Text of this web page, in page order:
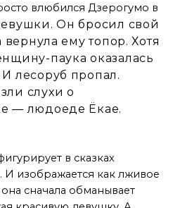
влюбился Дзерогумо в
Он бросил свой
ему топор. Хотя
паука оказалась
лесоруб пропал.
слухи о
— людоеде Ёкае.
в сказках
И изображается как лживое
сначала обманывает